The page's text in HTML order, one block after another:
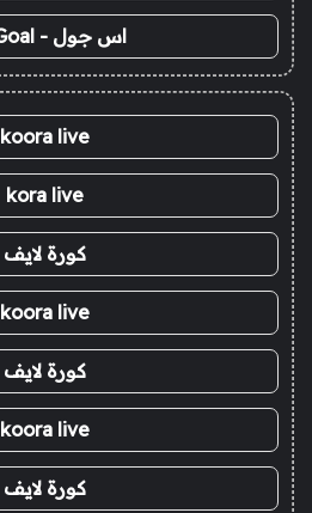
اس جول - AS Goal
koora live
kora live
كورة لايف
koora live
كورة لايف
koora live
كورة لايف